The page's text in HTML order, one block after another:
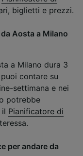
biglietti e prezzi.
Aosta a Milano
a Milano dura 3
contare su
settimana e nei
potrebbe
il Pianificatore di
per andare da